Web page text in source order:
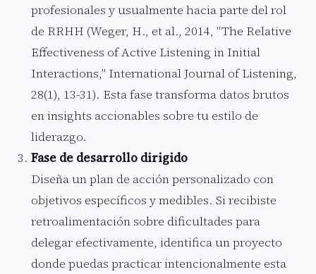
profesionales y usualmente hacia parte del rol
de RRHH (Weger, H., et al., 2014, "The Relative
Effectiveness of Active Listening in Initial
Interactions," International Journal of Listening,
28(1), 13-31). Esta fase transforma datos brutos
en insights accionables sobre tu estilo de
liderazgo.
Fase de desarrollo dirigido
Diseña un plan de acción personalizado con
objetivos específicos y medibles. Si recibiste
retroalimentación sobre dificultades para
delegar efectivamente, identifica un proyecto
donde puedas practicar intencionalmente esta